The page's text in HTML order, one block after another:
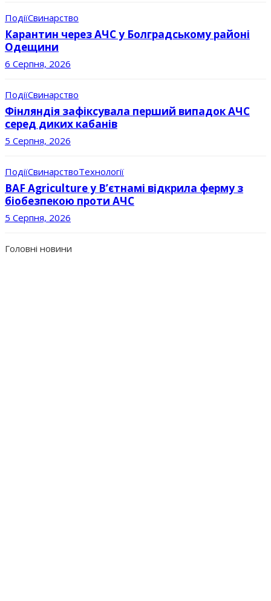
ПодіїСвинарство
Карантин через АЧС у Болградському районі
Одещини
6 Серпня, 2026
ПодіїСвинарство
Фінляндія зафіксувала перший випадок АЧС
серед диких кабанів
5 Серпня, 2026
ПодіїСвинарствоТехнології
BAF Agriculture у В’єтнамі відкрила ферму з
біобезпекою проти АЧС
5 Серпня, 2026
Головні новини